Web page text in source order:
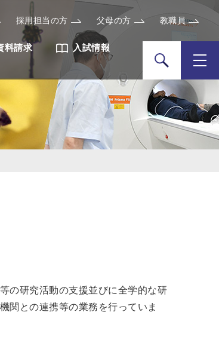
採用担当の方 父母の方 教職員
料請求
入試情報
検索
の研究活動の支援並びに全学的な研
関との連携等の業務を行っていま